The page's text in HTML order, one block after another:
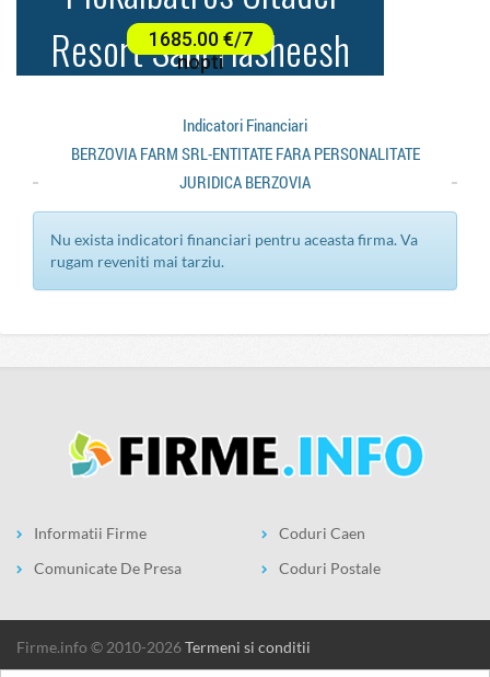
Indicatori Financiari
BERZOVIA FARM SRL-ENTITATE FARA PERSONALITATE
JURIDICA BERZOVIA
Nu exista indicatori financiari pentru aceasta firma. Va
rugam reveniti mai tarziu.
Informatii Firme
Comunicate De Presa
Coduri Caen
Coduri Postale
firme.info © 2010-2026Termeni si conditii